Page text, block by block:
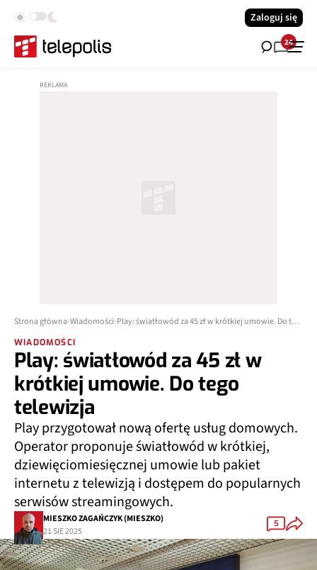
Zaloguj się
24
Strona główna Wiadomości Play: światłowód za 45 zł w krótkiej umowie. Do tego telewizja
WIADOMOŚCI
Play: światłowód za 45 zł w
krótkiej umowie. Do tego
telewizja
Play przygotował nową ofertę usług domowych.
Operator proponuje światłowód w krótkiej,
dziewięciomiesięcznej umowie lub pakiet
internetu z telewizją i dostępem do popularnych
serwisów streamingowych.
MIESZKO ZAGAŃCZYK (MIESZKO)
21 SIE 2025
5